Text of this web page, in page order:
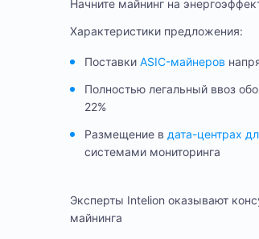
Начните майнинг на
Характеристики предложения:
Поставки ASIC-майнеров
Полностью легальный ввоз
22%
Размещение в дата-центрах
системами мониторинга
Эксперты Intelion оказывают
майнинга